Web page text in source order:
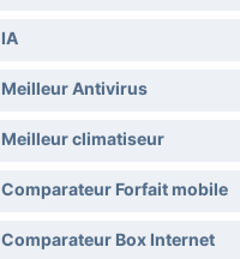
IA
Meilleur Antivirus
Meilleur climatiseur
Comparateur Forfait mobile
Comparateur Box Internet